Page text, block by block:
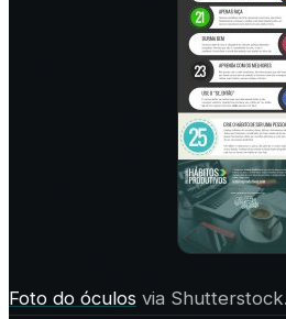
Foto do óculos via Shutterstock.